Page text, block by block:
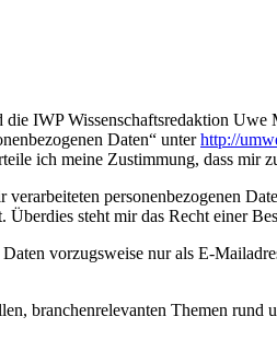
IWP Wissenschaftsredaktion
Daten“ unterhttp://
ich meine Zustimmung, dass
personenbezogenen
steht mir das Recht einer
vorzugsweise nur als E-
branchenrelevanten Themen